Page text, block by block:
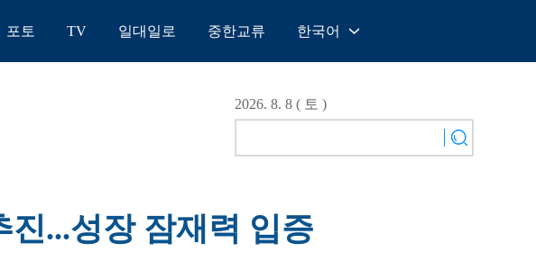
포토 TV 일대일로 중한교류 한국어
English
Español
日本語
2026. 8. 8 ( 토 )
...성장 잠재력 입증